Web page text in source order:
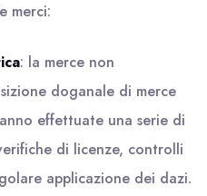
merci:
: la merce non
doganale di merce
effettuate una serie di
di licenze, controlli
applicazione dei dazi.